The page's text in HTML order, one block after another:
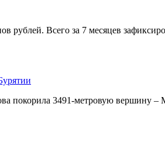
рублей. Всего за 7 месяцев
покорила 3491-метровую вершину